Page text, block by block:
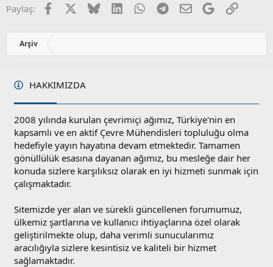
:
Paylaş: Facebook BlueskyLinkedInWhatsApp
Telegram
E-postaGoogleLink
Arşiv
HAKKIMIZDA
2008 yılında kurulan çevrimiçi ağımız, Türkiye'nin en
kapsamlı ve en aktif Çevre Mühendisleri topluluğu olma
hedefiyle yayın hayatına devam etmektedir. Tamamen
gönüllülük esasına dayanan ağımız, bu mesleğe dair her
konuda sizlere karşılıksız olarak en iyi hizmeti sunmak için
çalışmaktadır.
Sitemizde yer alan ve sürekli güncellenen forumumuz,
ülkemiz şartlarına ve kullanıcı ihtiyaçlarına özel olarak
geliştirilmekte olup, daha verimli sunucularımız
aracılığıyla sizlere kesintisiz ve kaliteli bir hizmet
sağlamaktadır.